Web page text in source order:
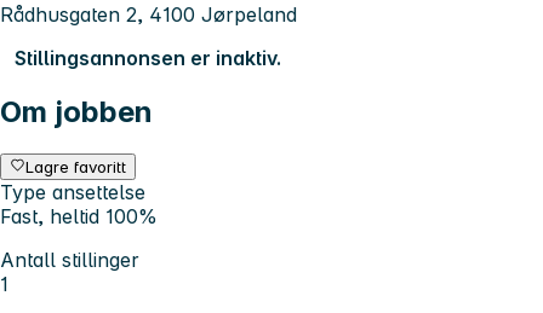
Rådhusgaten 2, 4100 Jørpeland
Stillingsannonsen er inaktiv.
Om jobben
Lagre favoritt
Type ansettelse
Fast, heltid 100%
Antall stillinger
1